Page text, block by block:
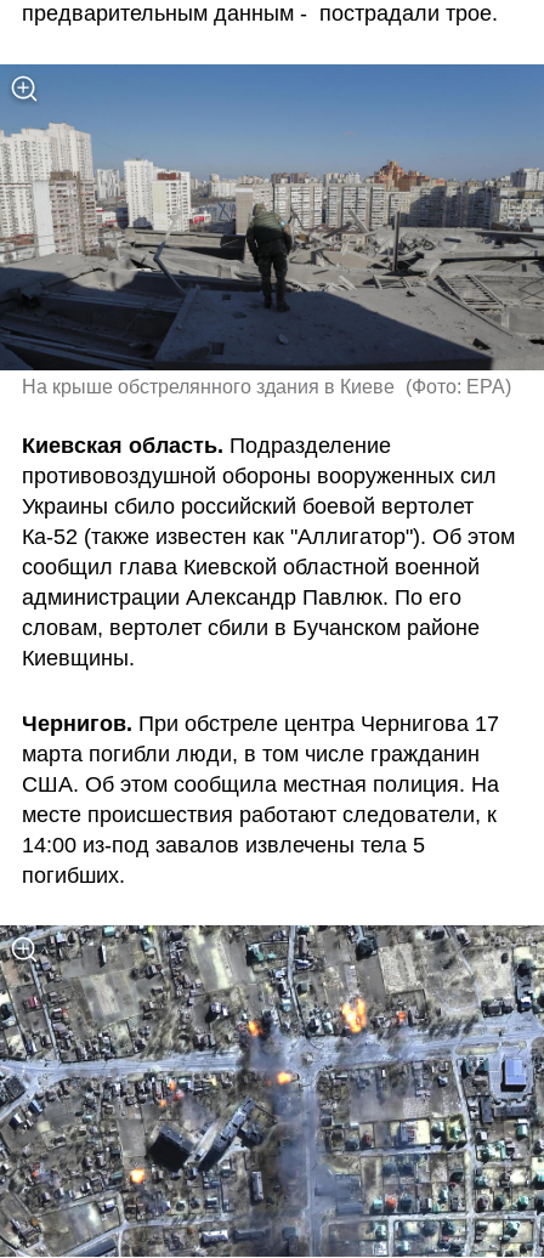
предварительным данным -  пострадали трое.
На крыше обстрелянного здания в Киеве (Фото: EPA)
Киевская область. Подразделение
противовоздушной обороны вооруженных сил
Украины сбило российский боевой вертолет
Ка-52 (также известен как "Аллигатор"). Об этом
сообщил глава Киевской областной военной
администрации Александр Павлюк. По его
словам, вертолет сбили в Бучанском районе
Киевщины.
Чернигов. При обстреле центра Чернигова 17
марта погибли люди, в том числе гражданин
США. Об этом сообщила местная полиция. На
месте происшествия работают следователи, к
14:00 из-под завалов извлечены тела 5
погибших.